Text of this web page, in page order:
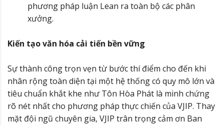
phương pháp luận Lean ra toàn bộ các phân
xưởng.
Kiến tạo văn hóa cải tiến bền vững
Sự thành công trọn vẹn từ bước thí điểm cho đến khi
nhân rộng toàn diện tại một hệ thống có quy mô lớn và
tiêu chuẩn khắt khe như Tôn Hòa Phát là minh chứng
rõ nét nhất cho phương pháp thực chiến của VJIP. Thay
mặt đội ngũ chuyên gia, VJIP trân trọng cảm ơn Ban